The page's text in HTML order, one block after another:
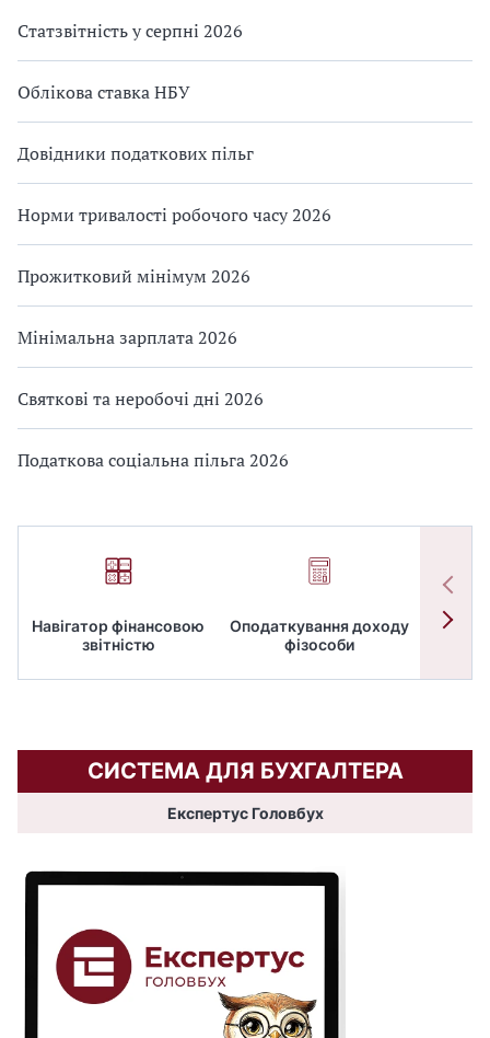
Статзвітність у серпні 2026
Облікова ставка НБУ
Довідники податкових пільг
Норми тривалості робочого часу 2026
Прожитковий мінімум 2026
Мінімальна зарплата 2026
Святкові та неробочі дні 2026
Податкова соціальна пільга 2026
Навігатор фінансовою
звітністю
Оподаткування доходу
фізособи
СИСТЕМА ДЛЯ БУХГАЛТЕРА
Експертус Головбух